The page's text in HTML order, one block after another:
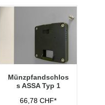
Münzpfandschlos
s ASSA Typ 1
66,78 CHF*